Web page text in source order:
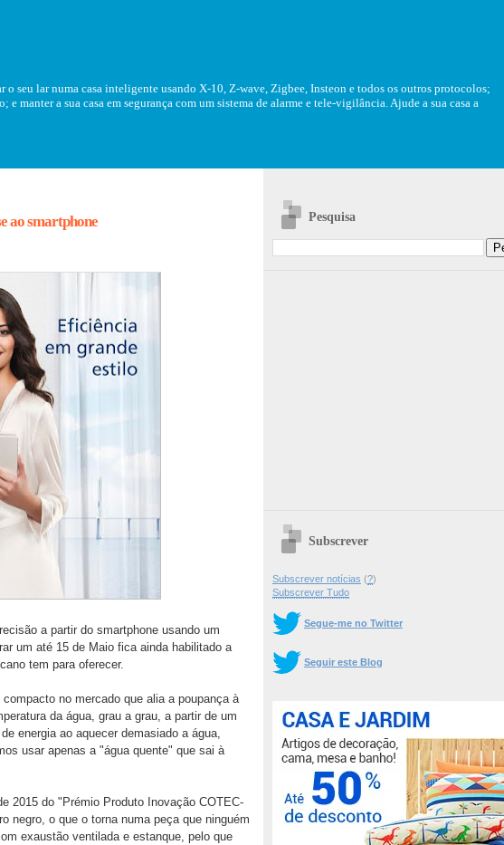
seu lar numa casa inteligente usando X-10, Z-wave, Zigbee, Insteon e todos os outros protocolos;
manter a sua casa em segurança com um sistema de alarme e tele-vigilância. Ajude a sua casa a
ao smartphone
a partir do smartphone usando um
um até 15 de Maio fica ainda habilitado a
tem para oferecer.
no mercado que alia a poupança à
da água, grau a grau, a partir de um
energia ao aquecer demasiado a água,
usar apenas a "água quente" que sai à
2015 do "Prémio Produto Inovação COTEC-
negro, o que o torna numa peça que ninguém
exaustão ventilada e estanque, pelo que
Pesquisa
Subscrever
Subscrever notícias (?)
Subscrever Tudo
Segue-me no Twitter
Seguir este Blog